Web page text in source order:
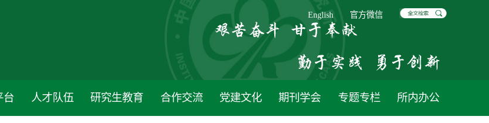
English 官方微信
台 人才队伍 研究生教育 合作交流 党建文化 期刊学会 专题专栏 所内办公